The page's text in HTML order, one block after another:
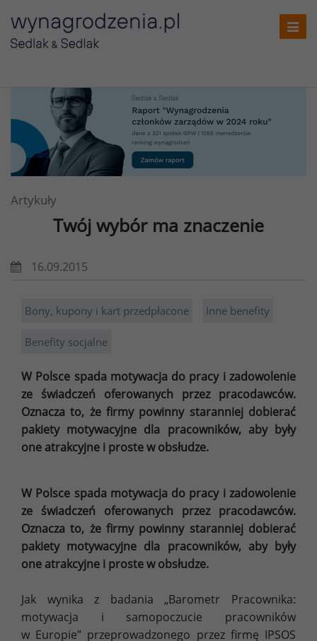
Artykuły
Twój wybór ma znaczenie
16.09.2015
Bony, kupony i kart przedpłacone Inne benefity
Benefity socjalne
W Polsce spada motywacja do pracy i zadowolenie
ze świadczeń oferowanych przez pracodawców.
Oznacza to, że firmy powinny staranniej dobierać
pakiety motywacyjne dla pracowników, aby były
one atrakcyjne i proste w obsłudze.
W Polsce spada motywacja do pracy i zadowolenie
ze świadczeń oferowanych przez pracodawców.
Oznacza to, że firmy powinny staranniej dobierać
pakiety motywacyjne dla pracowników, aby były
one atrakcyjne i proste w obsłudze.
Jak wynika z badania „Barometr Pracownika:
motywacja i samopoczucie pracowników
w Europie” przeprowadzonego przez firmę IPSOS